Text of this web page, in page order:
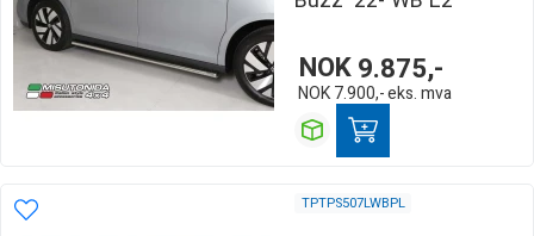
NOK9.875,-
NOK 7.900,-eks. mva
TPTPS507LWBPL